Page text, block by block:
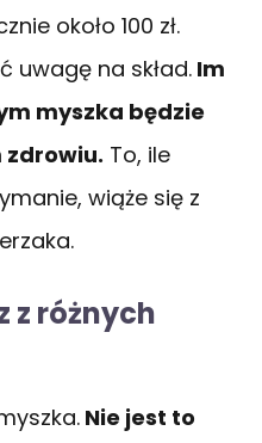
około 100 zł.
uwagę na skład. Im
myszka będzie
zdrowiu. To, ile
wiąże się z
z różnych
Nie jest to